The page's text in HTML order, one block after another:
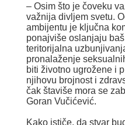
– Osim što je čoveku
važnija divljem svetu.
ambijentu je ključna
ponajviše oslanjaju
teritorijalna
pronalaženje
biti životno ugrožene i
njihovu brojnost i
čak štaviše mora se
Goran Vučićević.
Kako ističe, da stvar